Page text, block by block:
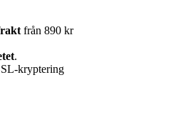
från 890 kr
.
kryptering